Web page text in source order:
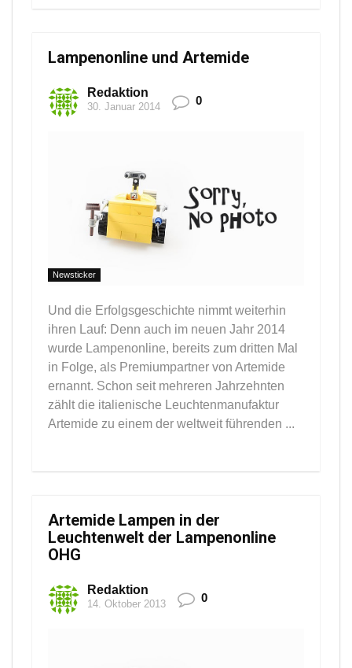
Lampenonline und Artemide
Redaktion
30. Januar 2014 0
Newsticker
Und die Erfolgsgeschichte nimmt weiterhin
ihren Lauf: Denn auch im neuen Jahr 2014
wurde Lampenonline, bereits zum dritten Mal
in Folge, als Premiumpartner von Artemide
ernannt. Schon seit mehreren Jahrzehnten
zählt die italienische Leuchtenmanufaktur
Artemide zu einem der weltweit führenden ...
Artemide Lampen in der
Leuchtenwelt der Lampenonline
OHG
Redaktion
14. Oktober 2013 0